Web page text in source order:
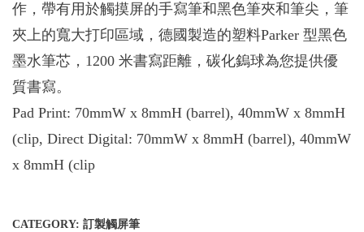
作，帶有用於觸摸屏的手寫筆和黑色筆夾和筆尖，筆
夾上的寬大打印區域，德國製造的塑料Parker 型黑色
墨水筆芯，1200 米書寫距離，碳化鎢球為您提供優
質書寫。
Pad Print: 70mmW x 8mmH (barrel), 40mmW x 8mmH
(clip, Direct Digital: 70mmW x 8mmH (barrel), 40mmW
x 8mmH (clip
CATEGORY: 訂製觸屏筆